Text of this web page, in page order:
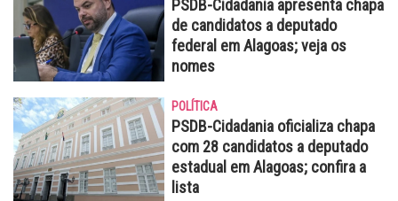
PSDB-Cidadania apresenta chapa
de candidatos a deputado
federal em Alagoas; veja os
nomes
POLÍTICA
PSDB-Cidadania oficializa chapa
com 28 candidatos a deputado
estadual em Alagoas; confira a
lista